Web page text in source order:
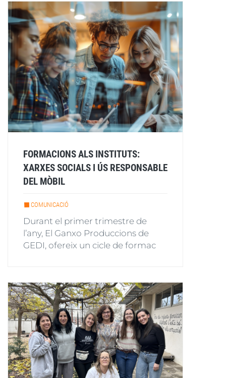
FORMACIONS ALS INSTITUTS:
XARXES SOCIALS I ÚS RESPONSABLE
DEL MÒBIL
COMUNICACIÓ
Durant el primer trimestre de
l’any, El Ganxo Produccions de
GEDI, ofereix un cicle de formac